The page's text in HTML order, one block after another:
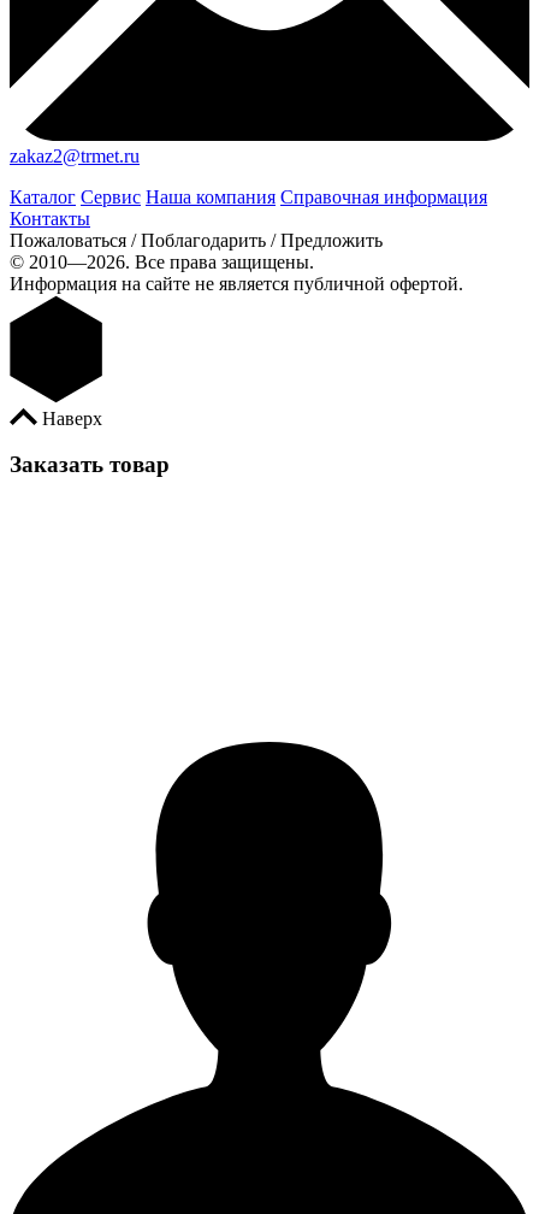
zakaz2@trmet.ru
Каталог Сервис Наша компания Справочная информация
Контакты
Пожаловаться / Поблагодарить / Предложить
© 2010—2026. Все права защищены.
Информация на сайте не является публичной офертой.
Наверх
Заказать товар